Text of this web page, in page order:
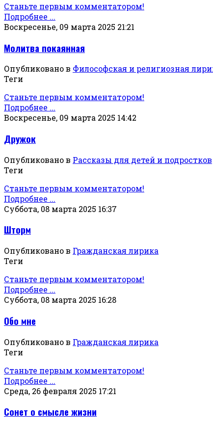
Станьте первым комментатором!
Подробнее ...
Воскресенье, 09 марта 2025 21:21
Молитва покаянная
Опубликовано в Философская и религиозная
Теги
Станьте первым комментатором!
Подробнее ...
Воскресенье, 09 марта 2025 14:42
Дружок
Опубликовано в Рассказы для детей и подростков
Теги
Станьте первым комментатором!
Подробнее ...
Суббота, 08 марта 2025 16:37
Шторм
Опубликовано в Гражданская лирика
Теги
Станьте первым комментатором!
Подробнее ...
Суббота, 08 марта 2025 16:28
Обо мне
Опубликовано в Гражданская лирика
Теги
Станьте первым комментатором!
Подробнее ...
Среда, 26 февраля 2025 17:21
Сонет о смысле жизни